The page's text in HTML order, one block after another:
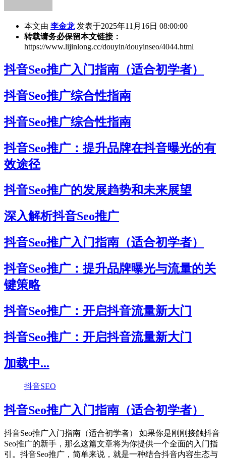
本文由 李金龙 发表于2025年11月16日 08:00:00
转载请务必保留本文链接：
https://www.lijinlong.cc/douyin/douyinseo/4044.html
抖音Seo推广入门指南（适合初学者）
抖音Seo推广综合性指南
抖音Seo推广综合性指南
抖音Seo推广：提升品牌在抖音曝光的有
效途径
抖音Seo推广的发展趋势和未来展望
深入解析抖音Seo推广
抖音Seo推广入门指南（适合初学者）
抖音Seo推广：提升品牌曝光与流量的关
键策略
抖音Seo推广：开启抖音流量新大门
抖音Seo推广：开启抖音流量新大门
加载中...
抖音SEO
抖音Seo推广入门指南（适合初学者）
抖音Seo推广入门指南（适合初学者） 如果你是刚刚接触抖音
Seo推广的新手，那么这篇文章将为你提供一个全面的入门指
引。抖音Seo推广，简单来说，就是一种结合抖音内容生态与